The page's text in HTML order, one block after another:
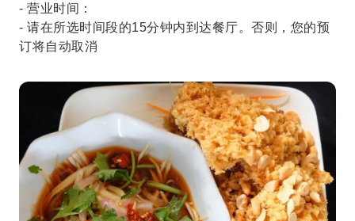
- 营业时间：
- 请在所选时间段的15分钟内到达餐厅。否则，您的预
订将自动取消